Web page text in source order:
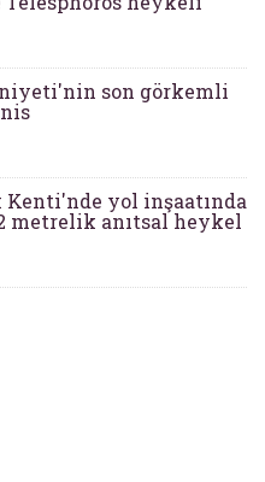
son görkemli
Kenti'nde yol inşaatında
metrelik anıtsal heykel